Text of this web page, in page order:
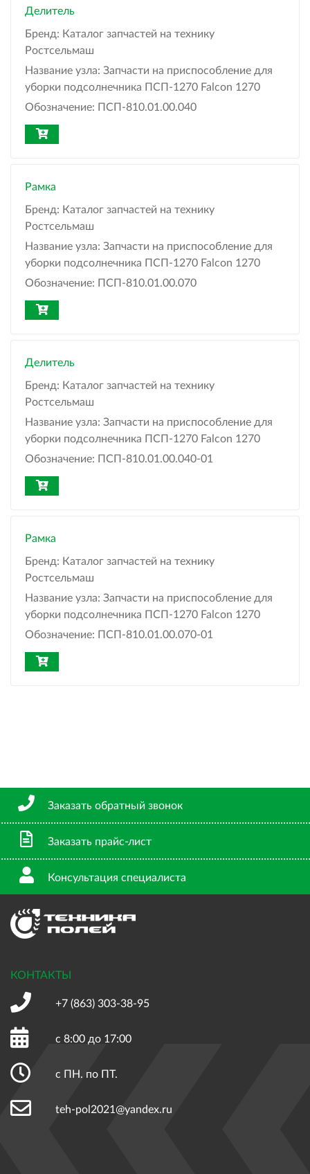
Делитель
Бренд: Каталог запчастей на технику
Ростсельмаш
Название узла: Запчасти на приспособление для
уборки подсолнечника ПСП-1270 Falcon 1270
Обозначение: ПСП-810.01.00.040
Рамка
Бренд: Каталог запчастей на технику
Ростсельмаш
Название узла: Запчасти на приспособление для
уборки подсолнечника ПСП-1270 Falcon 1270
Обозначение: ПСП-810.01.00.070
Делитель
Бренд: Каталог запчастей на технику
Ростсельмаш
Название узла: Запчасти на приспособление для
уборки подсолнечника ПСП-1270 Falcon 1270
Обозначение: ПСП-810.01.00.040-01
Рамка
Бренд: Каталог запчастей на технику
Ростсельмаш
Название узла: Запчасти на приспособление для
уборки подсолнечника ПСП-1270 Falcon 1270
Обозначение: ПСП-810.01.00.070-01
Заказать обратный звонок
Заказать прайс-лист
Консультация специалиста
КОНТАКТЫ
+7 (863) 303-38-95
с 8:00 до 17:00
с ПН. по ПТ.
teh-pol2021@yandex.ru